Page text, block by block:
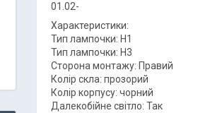
01.02-
Характеристики:
Тип лампочки: H1
Тип лампочки: H3
Сторона монтажу: Правий
Колір скла: прозорий
Колір корпусу: чорний
Далекобійне світло: Так